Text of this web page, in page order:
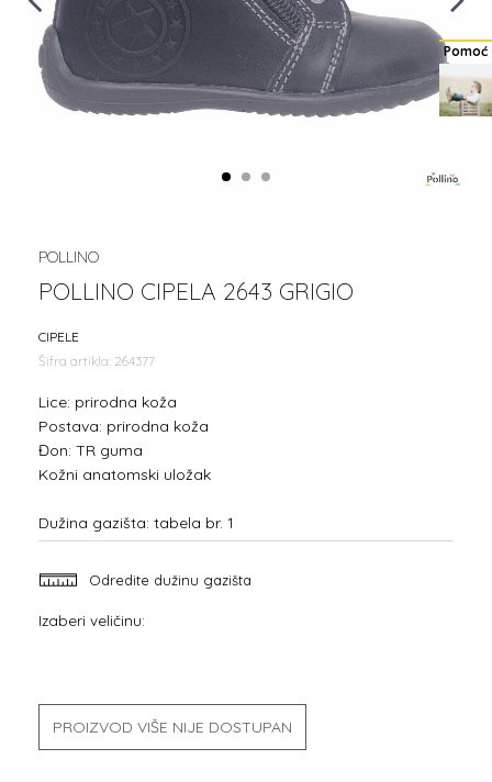
1 2 3
POLLINO
POLLINO CIPELA 2643 GRIGIO
CIPELE
Šifra artikla: 264377
Lice: prirodna koža
Postava: prirodna koža
Đon: TR guma
Kožni anatomski uložak
Dužina gazišta: tabela br. 1
Odredite dužinu gazišta
Izaberi veličinu:
PROIZVOD VIŠE NIJE DOSTUPAN
Pomoć